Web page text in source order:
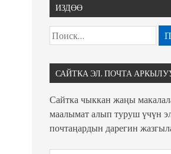
ИЗДӨӨ
САЙТКА ЭЛ. ПОЧТА
Сайтка чыккан жаңы
маалымат алып туруш үчүн
почтаңардын дарегин